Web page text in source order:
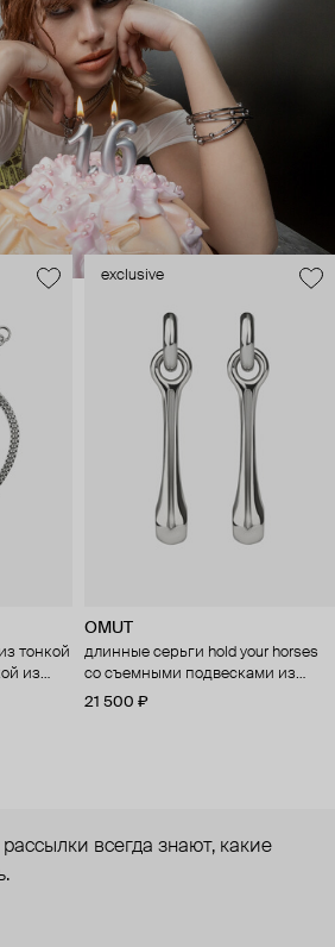
OMUT носят стилисты,
и лидеры мнений: Алексей
Валя Карнавал и многие другие.
Drop бренд выпустил коллекцию
своих коней),
для контроля лошадей: не через
давления.
тонкой
из
exclusive
OMUT
длинные серьги hold your horses
со съемными подвесками из
бронзы с родиевым покрытием
21 500 ₽
всегда знают, какие